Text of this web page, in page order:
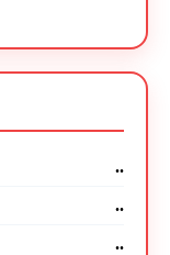
..
..
..